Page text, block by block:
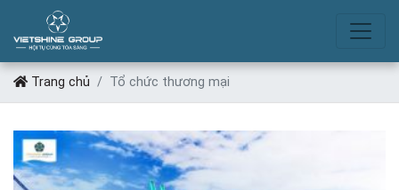
TỔ CHỨC THƯƠNG MẠI
Trang chủ Tổ chức thương mại